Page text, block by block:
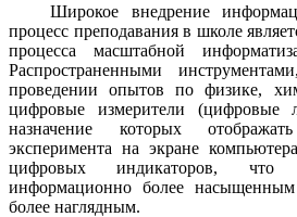
Широкое внедрение
процесс преподавания в школе
процесса масштабной
Распространенными
проведении опытов по физике,
цифровые измерители (цифровые
назначение которых
эксперимента на экране
цифровых индикаторов, что
информационно более
более наглядным.